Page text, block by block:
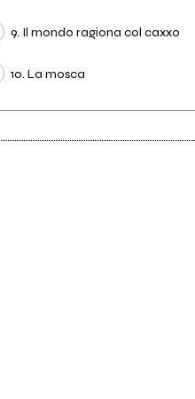
9. Il mondo ragiona col caxxo
10. La mosca